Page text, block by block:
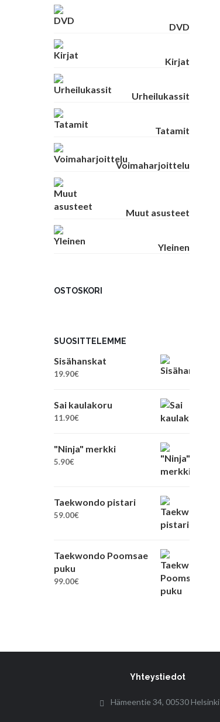
DVD
Kirjat
Urheilukassit
Tatamit
Voimaharjoittelu
Muut asusteet
Yleinen
OSTOSKORI
SUOSITTELEMME
Sisähanskat
19.90€
Sai kaulakoru
11.90€
"Ninja" merkki
5.90€
Taekwondo pistari
59.00€
Taekwondo Poomsae
puku
99.00€
Yhteystiedot
Hämeentie 34, 00530 Helsinki